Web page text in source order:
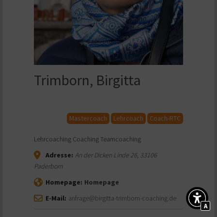
Trimborn, Birgitta
Mastercoach Lehrcoach Coach-RTC
Lehrcoaching Coaching Teamcoaching
Adresse: An der Dicken Linde 26, 33106
Paderborn
Homepage: Homepage
E-Mail: anfrage@birgitta-trimborn-coaching.de
A